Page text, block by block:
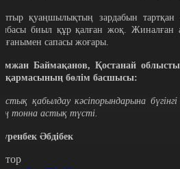
қуаңшылықтың зардабын тартқан
биыл құр қалған жоқ. Жиналған
сапасы жоғары.
Баймақанов, Қостанай
бөлім басшысы:
қабылдау кәсіпорындарына
тонна астық түсті.
Әбдібек